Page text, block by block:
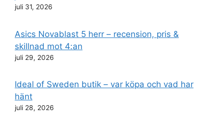
juli 31, 2026
Asics Novablast 5 herr – recension, pris &
skillnad mot 4:an
juli 29, 2026
Ideal of Sweden butik – var köpa och vad har
hänt
juli 28, 2026